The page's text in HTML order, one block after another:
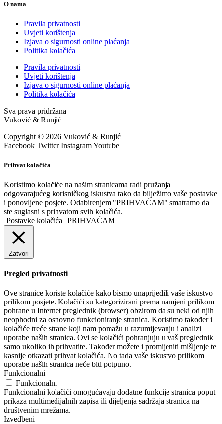
O nama
Pravila privatnosti
Uvjeti korištenja
Izjava o sigurnosti online plaćanja
Politika kolačića
Pravila privatnosti
Uvjeti korištenja
Izjava o sigurnosti online plaćanja
Politika kolačića
Sva prava pridržana
Vuković & Runjić
Copyright © 2026 Vuković & Runjić
Facebook Twitter InstagramYoutube
Prihvat kolačića
Koristimo kolačiće na našim stranicama radi pružanja
odgovarajućeg korisničkog iskustva tako da bilježimo vaše postavke
i ponovljene posjete. Odabirenjem "PRIHVAĆAM" smatramo da
ste suglasni s prihvatom svih kolačića.
Postavke kolačića
PRIHVAĆAM
Zatvori
Pregled privatnosti
Ove stranice koriste kolačiće kako bismo unaprijedili vaše iskustvo
prilikom posjete. Kolačići su kategorizirani prema namjeni prilikom
pohrane u Internet preglednik (browser) obzirom da su neki od njih
neophodni za osnovno funkcioniranje stranica. Koristimo također i
kolačiće treće strane koji nam pomažu u razumijevanju i analizi
uporabe naših stranica. Ovi se kolačići pohranjuju u vaš preglednik
samo ukoliko ih prihvatite. Također možete i promijeniti mišljenje te
kasnije otkazati prihvat kolačića. No tada vaše iskustvo prilikom
uporabe naših stranica neće biti potpuno.
Funkcionalni
Funkcionalni
Funkcionalni kolačići omogućavaju dodatne funkcije stranica poput
prikaza multimedijalnih zapisa ili dijeljenja sadržaja stranica na
društvenim mrežama.
Izvedbeni